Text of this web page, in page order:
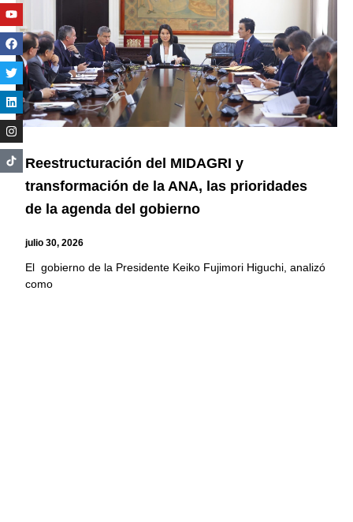
Reestructuración del MIDAGRI y
transformación de la ANA, las prioridades
de la agenda del gobierno
julio 30, 2026
El gobierno de la Presidente Keiko Fujimori Higuchi, analizó
como
Youtube
Facebook
Twitter
Linkedin
Instagram